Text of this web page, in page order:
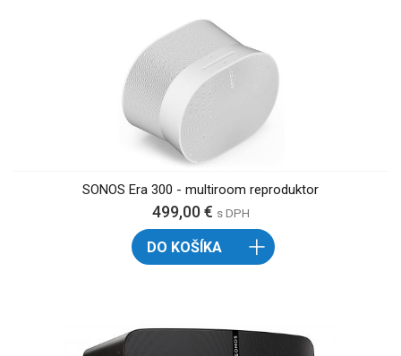
SONOS Era 300 - multiroom reproduktor
499,00 € s DPH
DO KOŠÍKA